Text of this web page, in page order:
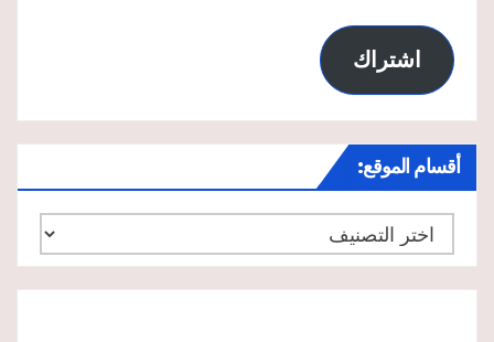
اشتراك
أقسام الموقع:
أقسام
الموقع: